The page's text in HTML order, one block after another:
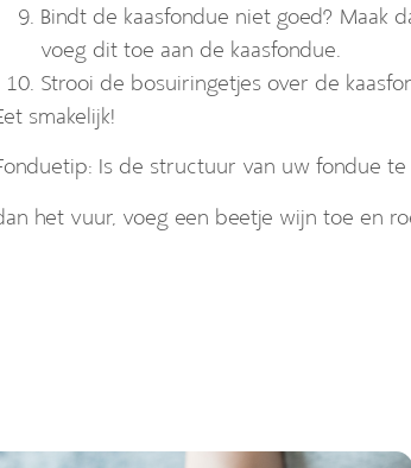
Bindt de kaasfondue niet goed? Maak
voeg dit toe aan de kaasfondue.
Strooi de bosuiringetjes over de
smakelijk!
Is de structuur van uw fondue te
het vuur, voeg een beetje wijn toe en